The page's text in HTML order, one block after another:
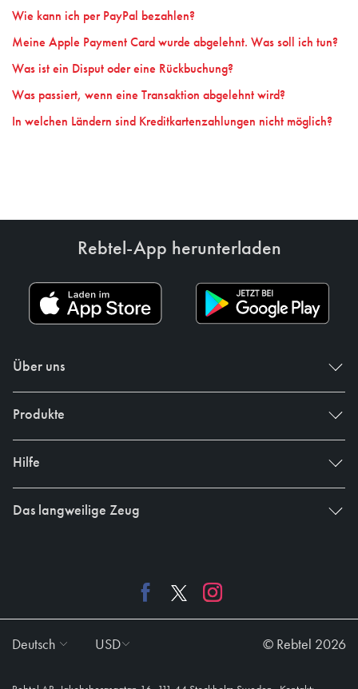
Wie kann ich per PayPal bezahlen?
Meine Apple Payment Card wurde abgelehnt. Was soll ich tun?
Was ist ein Disput oder eine Rückbuchung?
Was passiert, wenn eine Transaktion abgelehnt wird?
In welchen Ländern sind Kreditkartenzahlungen nicht möglich?
Rebtel-App herunterladen
Über uns
Produkte
Hilfe
Das langweilige Zeug
Deutsch USD © Rebtel 2026